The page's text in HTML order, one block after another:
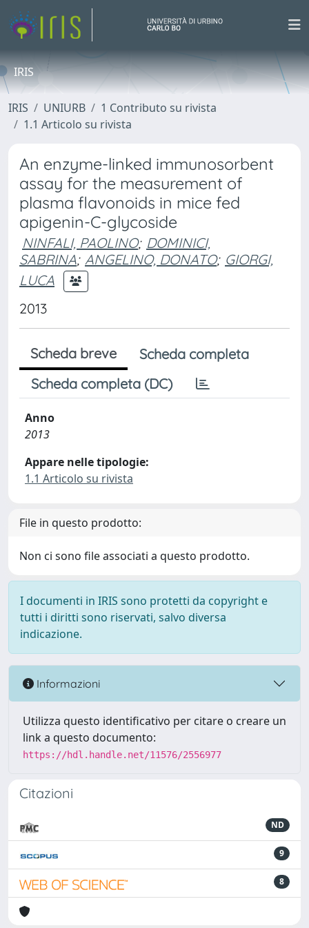
IRIS
IRIS UNIURB
1 Contributo su rivista
1.1 Articolo su rivista
An enzyme-linked immunosorbent
assay for the measurement of
plasma flavonoids in mice fed
apigenin-C-glycoside
NINFALI, PAOLINO; DOMINICI,
SABRINA; ANGELINO, DONATO; GIORGI,
LUCA
2013
Scheda breve
Scheda completa
Scheda completa (DC)
Anno
2013
Appare nelle tipologie:
1.1 Articolo su rivista
File in questo prodotto:
Non ci sono file associati a questo prodotto.
I documenti in IRIS sono protetti da copyright e
tutti i diritti sono riservati, salvo diversa
indicazione.
Informazioni
Utilizza questo identificativo per citare o creare un
link a questo documento:
https://hdl.handle.net/11576/2556977
Citazioni
ND
9
8